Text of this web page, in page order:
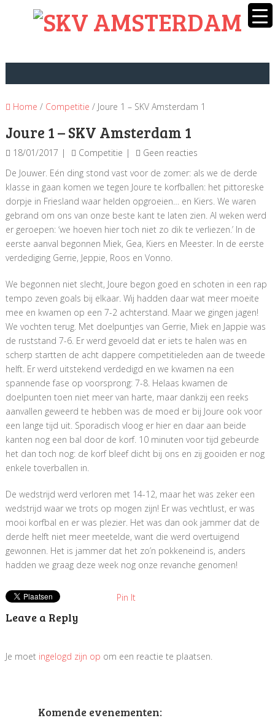
Home / Competitie / Joure 1 – SKV Amsterdam 1
Joure 1 – SKV Amsterdam 1
18/01/2017 Competitie
Geen reacties
De Jouwer. Eén ding stond vast voor de zomer: als we de derde
klasse in gaan komen we tegen Joure te korfballen: het pittoreske
dorpje in Friesland waar helden opgroeien… en Kiers. We waren
gebrand om ons van onze beste kant te laten zien. Al weken werd
er geroepen: ‘we hoeven hier toch niet zo dik te verliezen.’ In de
eerste aanval begonnen Miek, Gea, Kiers en Meester. In de eerste
verdediging Gerrie, Jeppie, Roos en Vonno.
We begonnen niet slecht, Joure begon goed en schoten in een rap
tempo zeven goals bij elkaar. Wij hadden daar wat meer moeite
mee en kwamen op een 7-2 achterstand. Maar we gingen jagen!
We vochten terug. Met doelpuntjes van Gerrie, Miek en Jappie was
de ruststand 7-6. Er werd gevoeld dat er iets te halen was en
scherp startten de acht dappere competitieleden aan de tweede
helft. Er werd uitstekend verdedigd en we kwamen na een
spannende fase op voorsprong: 7-8. Helaas kwamen de
doelpunten toen niet meer van harte, maar dankzij een reeks
aanvallen geweerd te hebben was de moed er bij Joure ook voor
een lange tijd uit. Sporadisch vloog er hier en daar aan beide
kanten nog een bal door de korf. 10 minuten voor tijd gebeurde
het dan toch nog: de korf bleef dicht bij ons en zij gooiden er nog
enkele toverballen in.
De wedstrijd werd verloren met 14-12, maar het was zeker een
wedstrijd waar we trots op mogen zijn! Er was vechtlust, er was
mooi korfbal en er was plezier. Het was dan ook jammer dat de
derde helft niet meer meetelde, want die werd overtuigend
gewonnen. Het is jammer dat het zo’n pokkeneind is, anders
hadden we graag deze week nog onze revanche genomen!
Pin It
Leave a Reply
Je moet ingelogd zijn op om een reactie te plaatsen.
Komende evenementen: